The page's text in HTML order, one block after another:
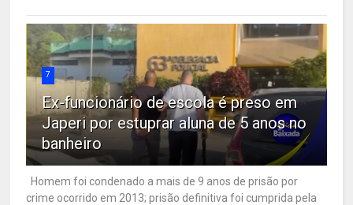
7
Ex-funcionário de escola é preso em
Japeri por estuprar aluna de 5 anos no
banheiro
Homem foi condenado a mais de 9 anos de prisão por
crime ocorrido em 2013; prisão definitiva foi cumprida pela